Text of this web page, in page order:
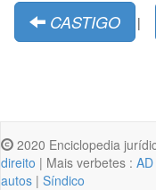
CASTIGO |
2020 Enciclopedia
direito | Mais verbetes :
autos | Síndico